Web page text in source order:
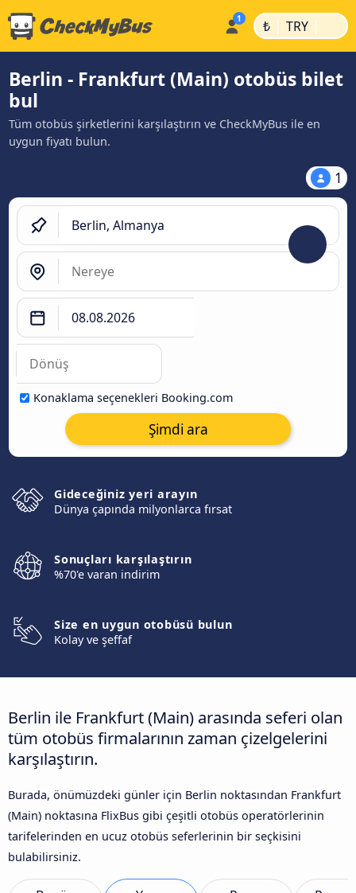
₺ | TRY |
Berlin - Frankfurt (Main) otobüs bilet
bul
Tüm otobüs şirketlerini karşılaştırın ve CheckMyBus ile en
uygun fiyatı bulun.
1
Konaklama seçenekleri Booking.com
Şimdi ara
Gideceğiniz yeri arayın
Dünya çapında milyonlarca fırsat
Sonuçları karşılaştırın
%70'e varan indirim
Size en uygun otobüsü bulun
Kolay ve şeffaf
Berlin ile Frankfurt (Main) arasında seferi olan
tüm otobüs firmalarının zaman çizelgelerini
karşılaştırın.
Burada, önümüzdeki günler için Berlin noktasından Frankfurt
(Main) noktasına FlixBus gibi çeşitli otobüs operatörlerinin
tarifelerinden en ucuz otobüs seferlerinin bir seçkisini
bulabilirsiniz.